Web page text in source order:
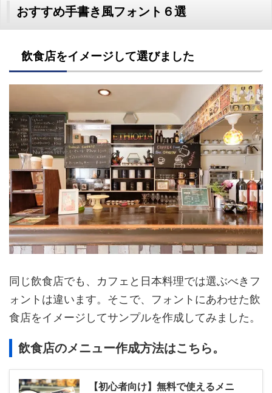
おすすめ手書き風フォント６選
飲食店をイメージして選びました
同じ飲食店でも、カフェと日本料理では選ぶべきフ
ォントは違います。そこで、フォントにあわせた飲
食店をイメージしてサンプルを作成してみました。
飲食店のメニュー作成方法はこちら。
【初心者向け】無料で使えるメニ